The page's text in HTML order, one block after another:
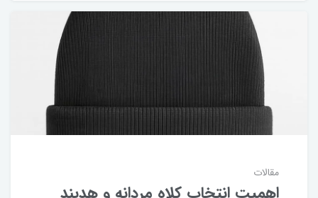
مقالات
اهمیت انتخاب کلاه مردانه و هدبند